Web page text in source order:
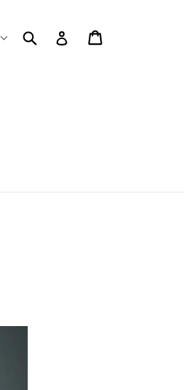
IndienenInloggen